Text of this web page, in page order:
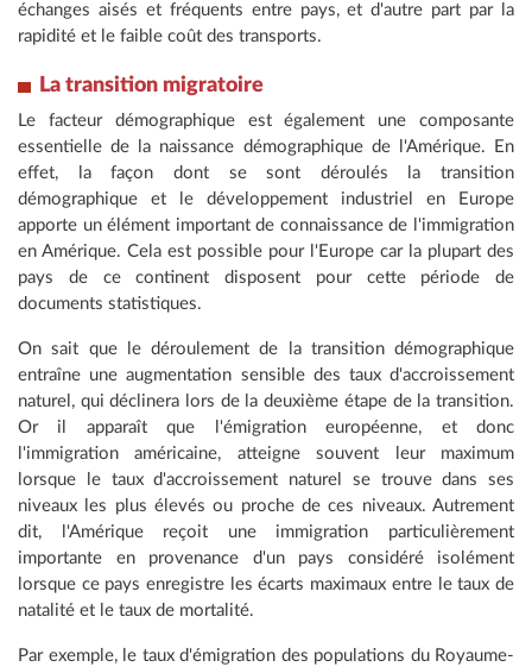
échanges aisés et fréquents entre pays, et d'autre part par la
rapidité et le faible coût des transports.
La transition migratoire
Le facteur démographique est également une composante
essentielle de la naissance démographique de l'Amérique. En
effet, la façon dont se sont déroulés la transition
démographique et le développement industriel en Europe
apporte un élément important de connaissance de l'immigration
en Amérique. Cela est possible pour l'Europe car la plupart des
pays de ce continent disposent pour cette période de
documents statistiques.
On sait que le déroulement de la transition démographique
entraîne une augmentation sensible des taux d'accroissement
naturel, qui déclinera lors de la deuxième étape de la transition.
Or il apparaît que l'émigration européenne, et donc
l'immigration américaine, atteigne souvent leur maximum
lorsque le taux d'accroissement naturel se trouve dans ses
niveaux les plus élevés ou proche de ces niveaux. Autrement
dit, l'Amérique reçoit une immigration particulièrement
importante en provenance d'un pays considéré isolément
lorsque ce pays enregistre les écarts maximaux entre le taux de
natalité et le taux de mortalité.
Par exemple, le taux d'émigration des populations du Royaume-